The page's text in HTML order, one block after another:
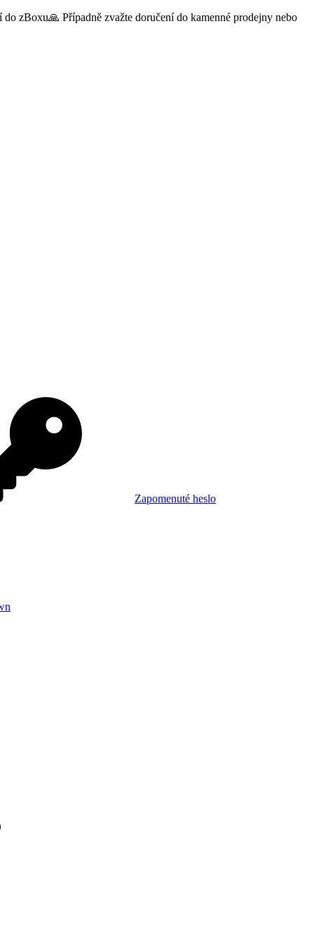
zBoxu🙏 Případně zvažte doručení do kamenné prodejny nebo
Zapomenuté heslo